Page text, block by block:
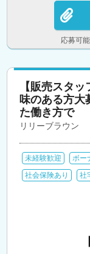
応募可
【販売スタ
味のある方大
た働き方で
リリーブラウン
未経験歓迎 ボー
社会保険あり
社